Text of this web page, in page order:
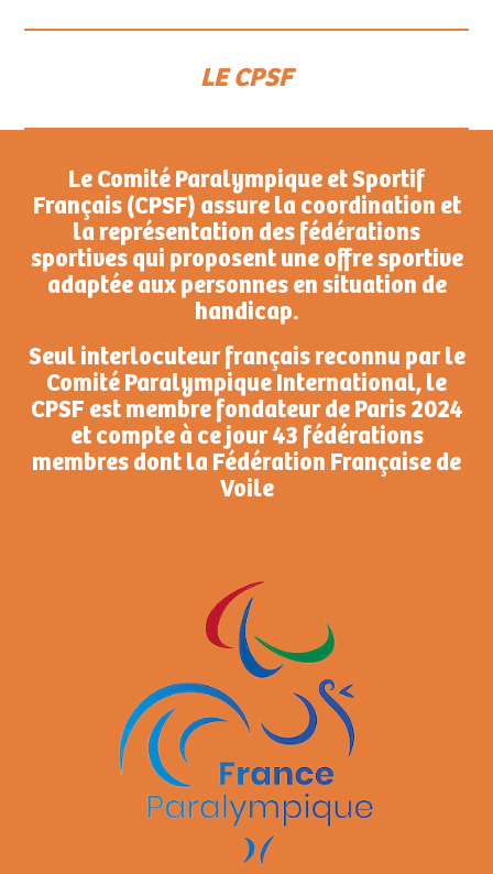
LE CPSF
Le Comité Paralympique et Sportif
Français (CPSF) assure la coordination et
la représentation des fédérations
sportives qui proposent une offre sportive
adaptée aux personnes en situation de
handicap.
Seul interlocuteur français reconnu par le
Comité Paralympique International, le
CPSF est membre fondateur de Paris 2024
et compte à ce jour 43 fédérations
membres dont la Fédération Française de
Voile